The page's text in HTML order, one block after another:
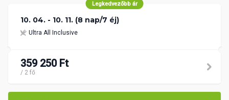
Legkedvezőbb ár
10. 04. - 10. 11. (8 nap/7 éj)
Ultra All Inclusive
359 250 Ft
/ 2 fő